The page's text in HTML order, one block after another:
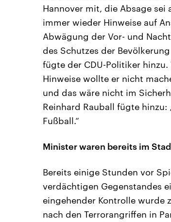
Hannover mit, die Absage sei
immer wieder Hinweise auf
Abwägung der Vor- und
des Schutzes der
fügte der CDU-Politiker
Hinweise wollte er nicht
und das wäre nicht im
Reinhard Rauball fügte
Fußball.“
Minister waren bereits im
Bereits einige Stunden vor
verdächtigen Gegenstandes
eingehender Kontrolle wurde
nach den Terrorangriffen in